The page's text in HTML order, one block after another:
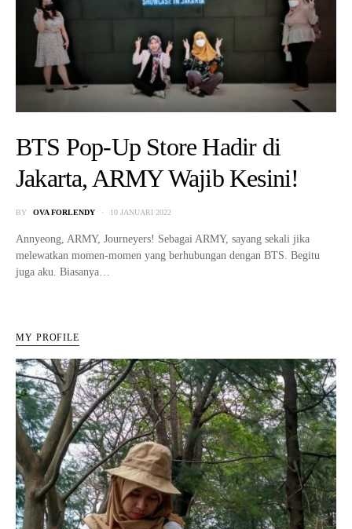
BTS Pop-Up Store Hadir di
Jakarta, ARMY Wajib Kesini!
BY OVA FORLENDY 10 JANUARI 2022
Annyeong, ARMY, Journeyers! Sebagai ARMY, sayang sekali jika
melewatkan momen-momen yang berhubungan dengan BTS. Begitu
juga aku. Biasanya…
MY PROFILE